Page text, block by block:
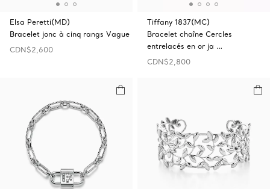
Elsa Peretti(MD)
Bracelet jonc à cinq rangs Vague
CDN$2,600
Tiffany 1837(MC)
Bracelet chaîne Cercles
entrelacés en or ja …
CDN$2,800